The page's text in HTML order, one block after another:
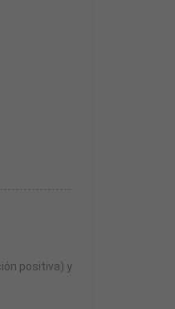
de la
positiva) y